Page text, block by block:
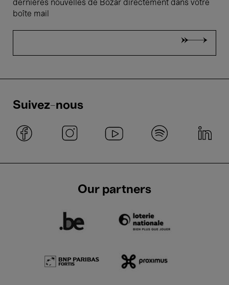
dernières nouvelles de Bozar directement dans votre
boîte mail
Suivez-nous
Our partners